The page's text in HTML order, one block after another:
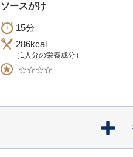
ソースがけ
15分
286kcal
（1人分の栄養成分）
☆☆☆☆